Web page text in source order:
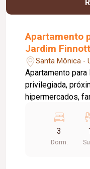
Apartamento
Jardim
Santa Mônica -
Apartamento
privilegiada,
hipermercados,
03 quartos,
oferecendo
família. Possui
3
Dorm.